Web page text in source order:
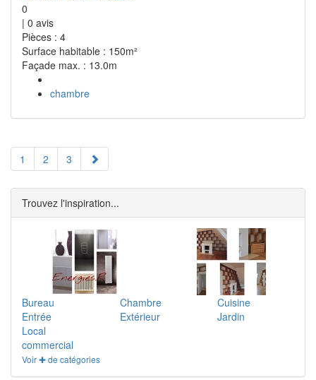
0
| 0 avis
Pièces : 4
Surface habitable : 150m²
Façade max. : 13.0m
chambre
1 2 3
Trouvez l'inspiration...
Bureau Chambre
Cuisine
Entrée
Extérieur
Jardin
Local
commercial
Voir ✚ de catégories